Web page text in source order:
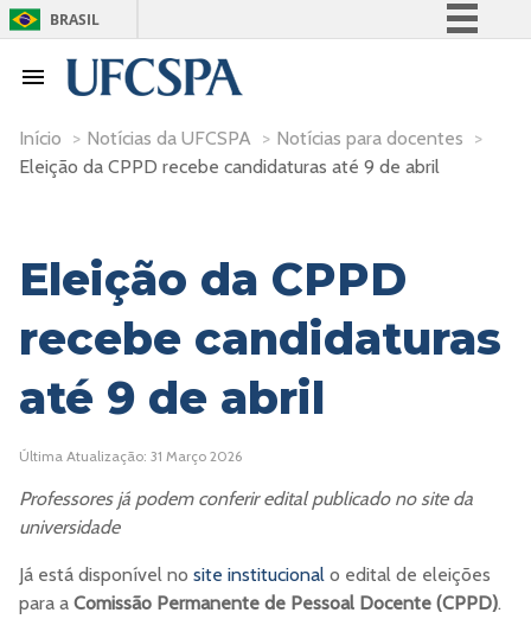
BRASIL
Participe
Acesso à informação
Início > Notícias da UFCSPA > Notícias para docentes >
Eleição da CPPD recebe candidaturas até 9 de abril
Eleição da CPPD
recebe candidaturas
até 9 de abril
Última Atualização: 31 Março 2026
Professores já podem conferir edital publicado no site da
universidade
Já está disponível no site institucional o edital de eleições
para a Comissão Permanente de Pessoal Docente (CPPD).